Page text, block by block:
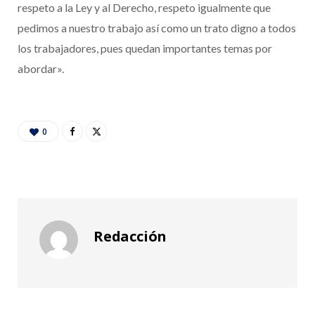
respeto a la Ley y al Derecho, respeto igualmente que
pedimos a nuestro trabajo así como un trato digno a todos
los trabajadores, pues quedan importantes temas por
abordar».
0
Redacción